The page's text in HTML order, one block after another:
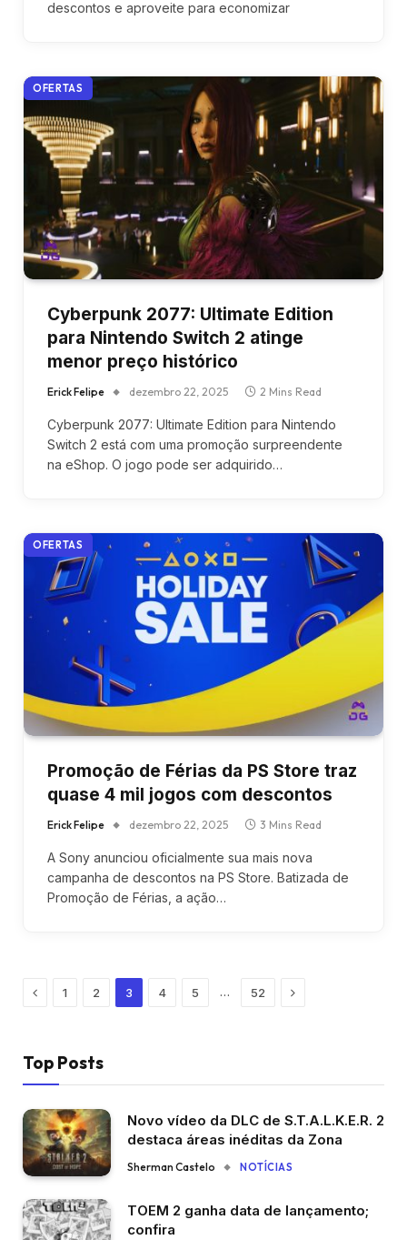
descontos e aproveite para economizar
OFERTAS
Cyberpunk 2077: Ultimate Edition
para Nintendo Switch 2 atinge
menor preço histórico
Erick Felipe dezembro 22, 2025 2 Mins Read
Cyberpunk 2077: Ultimate Edition para Nintendo
Switch 2 está com uma promoção surpreendente
na eShop. O jogo pode ser adquirido…
OFERTAS
Promoção de Férias da PS Store traz
quase 4 mil jogos com descontos
Erick Felipe dezembro 22, 2025 3 Mins Read
A Sony anunciou oficialmente sua mais nova
campanha de descontos na PS Store. Batizada de
Promoção de Férias, a ação…
Previous
1 2 3 4 5 … 52 Next
Top Posts
Novo vídeo da DLC de S.T.A.L.K.E.R. 2
destaca áreas inéditas da Zona
Sherman Castelo NOTÍCIAS
TOEM 2 ganha data de lançamento;
confira